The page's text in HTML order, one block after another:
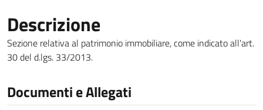
Descrizione
Sezione relativa al patrimonio immobiliare, come indicato all'art.
30 del d.lgs. 33/2013.
Documenti e Allegati